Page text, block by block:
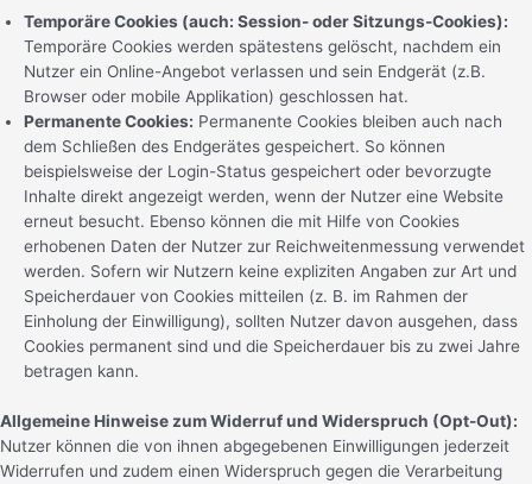
Temporäre Cookies (auch: Session- oder Sitzungs-Cookies):
Temporäre Cookies werden spätestens gelöscht, nachdem ein
Nutzer ein Online-Angebot verlassen und sein Endgerät (z.B.
Browser oder mobile Applikation) geschlossen hat.
Permanente Cookies: Permanente Cookies bleiben auch nach
dem Schließen des Endgerätes gespeichert. So können
beispielsweise der Login-Status gespeichert oder bevorzugte
Inhalte direkt angezeigt werden, wenn der Nutzer eine Website
erneut besucht. Ebenso können die mit Hilfe von Cookies
erhobenen Daten der Nutzer zur Reichweitenmessung verwendet
werden. Sofern wir Nutzern keine expliziten Angaben zur Art und
Speicherdauer von Cookies mitteilen (z. B. im Rahmen der
Einholung der Einwilligung), sollten Nutzer davon ausgehen, dass
Cookies permanent sind und die Speicherdauer bis zu zwei Jahre
betragen kann.
Allgemeine Hinweise zum Widerruf und Widerspruch (Opt-Out):
Nutzer können die von ihnen abgegebenen Einwilligungen jederzeit
Widerrufen und zudem einen Widerspruch gegen die Verarbeitung